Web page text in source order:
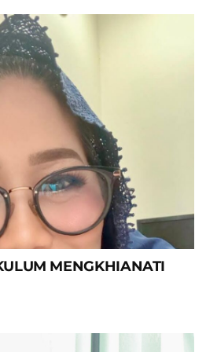
MENGKHIANATI